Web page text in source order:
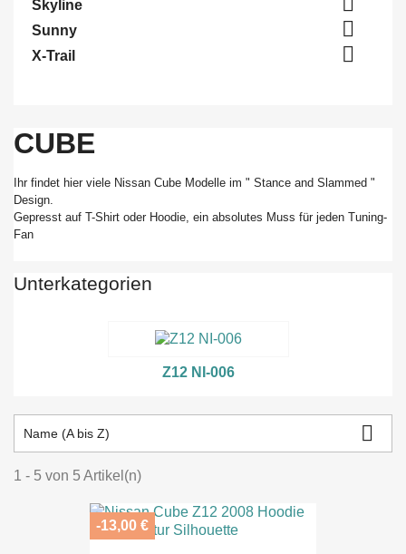
Skyline
Sunny 
X-Trail 
CUBE
Ihr findet hier viele Nissan Cube Modelle im " Stance and Slammed "
Design.
Gepresst auf T-Shirt oder Hoodie, ein absolutes Muss für jeden Tuning-
Fan
Unterkategorien
Z12 NI-006
Name (A bis Z) 
1 - 5 von 5 Artikel(n)
-13,00 €